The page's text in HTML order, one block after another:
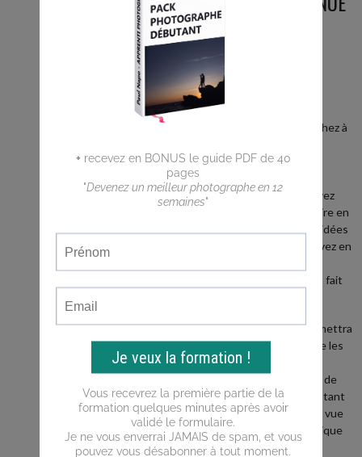
Vous cherchez à
meilleures
Vous n'arrivez
pas a traduire en
photos les idées
que vous avez en
Ce blog est fait
Il vous permettra
d'apprendre les
photo, puis de
progresser tant
du point de vue
de la technique
que de la